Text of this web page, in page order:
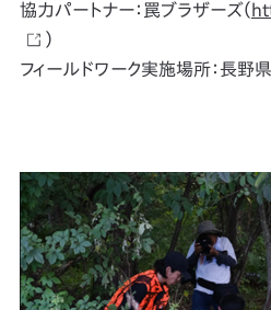
協力パートナー：罠ブラザーズ（
）
フィールドワーク実施場所：長野